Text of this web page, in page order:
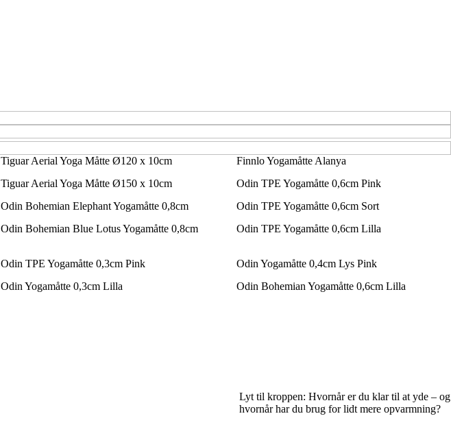
Tiguar Aerial Yoga Måtte Ø120 x 10cm
Finnlo Yogamåtte Alanya
Tiguar Aerial Yoga Måtte Ø150 x 10cm
Odin TPE Yogamåtte 0,6cm Pink
Odin Bohemian Elephant Yogamåtte 0,8cm
Odin TPE Yogamåtte 0,6cm Sort
Odin Bohemian Blue Lotus Yogamåtte 0,8cm Odin TPE Yogamåtte 0,6cm Lilla
Odin TPE Yogamåtte 0,3cm Pink
Odin Yogamåtte 0,4cm Lys Pink
Odin Yogamåtte 0,3cm Lilla
Odin Bohemian Yogamåtte 0,6cm Lilla
Lyt til kroppen: Hvornår er du klar til at yde – og
hvornår har du brug for lidt mere opvarmning?